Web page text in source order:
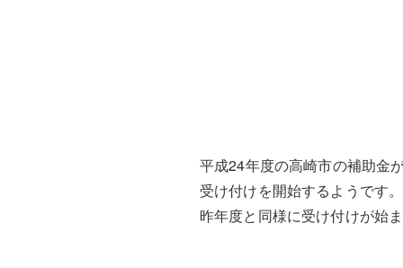
平成24年度の高崎市の補助金
受け付けを開始するようです
昨年度と同様に受け付けが始